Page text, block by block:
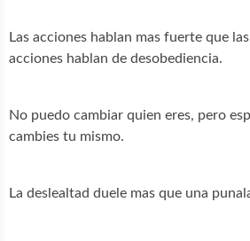
Las acciones hablan mas fuerte que
acciones hablan de desobediencia.
No puedo cambiar quien eres, pero
cambies tu mismo.
La deslealtad duele mas que una